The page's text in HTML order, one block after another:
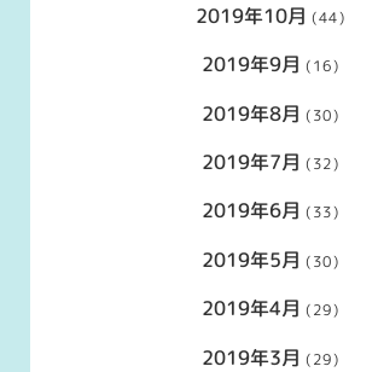
2019年10月 (44)
2019年9月 (16)
2019年8月 (30)
2019年7月 (32)
2019年6月 (33)
2019年5月 (30)
2019年4月 (29)
2019年3月 (29)